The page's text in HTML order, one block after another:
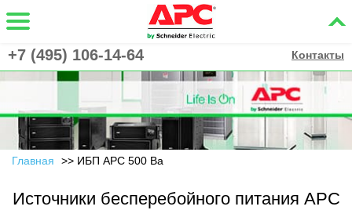
+7 (495) 106-14-64 Контакты
Главная ИБП APC 500 Ва
Источники бесперебойного питания APC